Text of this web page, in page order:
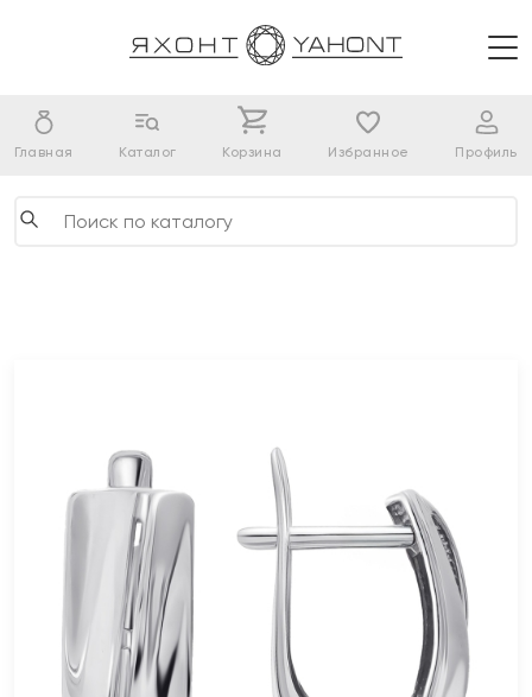
Главная Каталог Корзина Избранное Профиль